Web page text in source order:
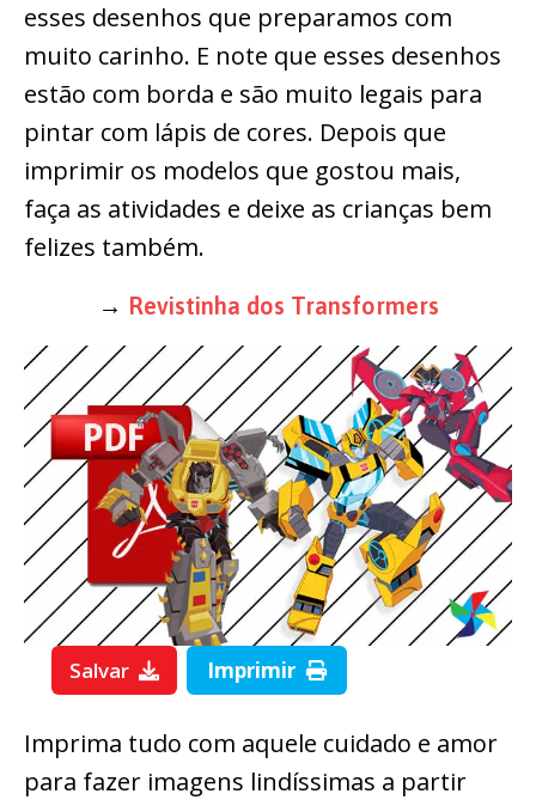
esses desenhos que preparamos com
muito carinho. E note que esses desenhos
estão com borda e são muito legais para
pintar com lápis de cores. Depois que
imprimir os modelos que gostou mais,
faça as atividades e deixe as crianças bem
felizes também.
→ Revistinha dos Transformers
Salvar Imprimir
Imprima tudo com aquele cuidado e amor
para fazer imagens lindíssimas a partir